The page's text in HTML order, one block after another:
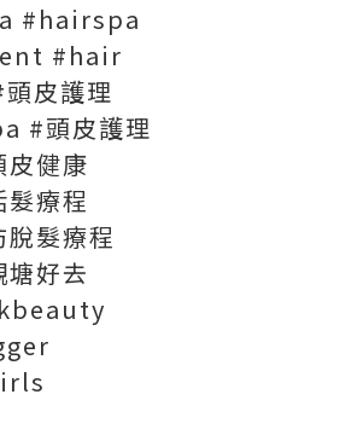
#hairspa
#hair
皮護理
#頭皮護理
健康
療程
髮療程
好去